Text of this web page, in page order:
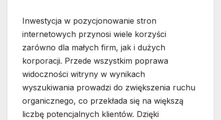
Inwestycja w pozycjonowanie stron
internetowych przynosi wiele korzyści
zarówno dla małych firm, jak i dużych
korporacji. Przede wszystkim poprawa
widoczności witryny w wynikach
wyszukiwania prowadzi do zwiększenia ruchu
organicznego, co przekłada się na większą
liczbę potencjalnych klientów. Dzięki